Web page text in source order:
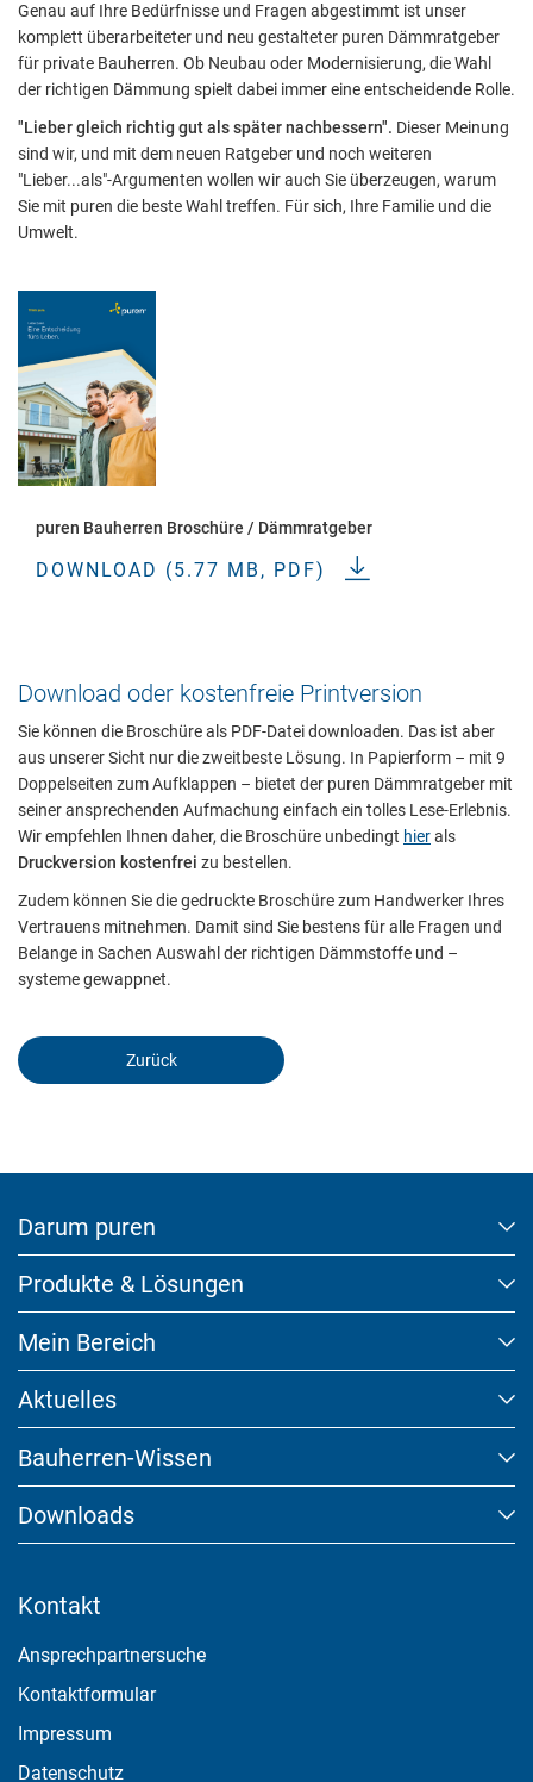
Genau auf Ihre Bedürfnisse und Fragen abgestimmt ist unser
komplett überarbeiteter und neu gestalteter puren Dämmratgeber
für private Bauherren. Ob Neubau oder Modernisierung, die Wahl
der richtigen Dämmung spielt dabei immer eine entscheidende Rolle.
"Lieber gleich richtig gut als später nachbessern". Dieser Meinung
sind wir, und mit dem neuen Ratgeber und noch weiteren
"Lieber...als"-Argumenten wollen wir auch Sie überzeugen, warum
Sie mit puren die beste Wahl treffen. Für sich, Ihre Familie und die
Umwelt.
puren Bauherren Broschüre / Dämmratgeber
DOWNLOAD (5.77 MB, PDF)
Download oder kostenfreie Printversion
Sie können die Broschüre als PDF-Datei downloaden. Das ist aber
aus unserer Sicht nur die zweitbeste Lösung. In Papierform – mit 9
Doppelseiten zum Aufklappen – bietet der puren Dämmratgeber mit
seiner ansprechenden Aufmachung einfach ein tolles Lese-Erlebnis.
Wir empfehlen Ihnen daher, die Broschüre unbedingt hierals
Druckversion kostenfrei zu bestellen.
Zudem können Sie die gedruckte Broschüre zum Handwerker Ihres
Vertrauens mitnehmen. Damit sind Sie bestens für alle Fragen und
Belange in Sachen Auswahl der richtigen Dämmstoffe und –
systeme gewappnet.
Zurück
Darum puren
Kontakt
Ansprechpartnersuche
Kontaktformular
Impressum
Datenschutz
Produkte & Lösungen
Mein Bereich
Aktuelles
Bauherren-Wissen
Downloads
Notwendig
Diese werden für die Grundfunktionen der Website benötigt und
helfen dabei, unsere Website nutzbar zu machen sowie Zugriffe
auf sichere Bereiche unserer Website ermöglichen.
Cookie Informationen anzeigen
Marketing und Statistik
anonymes Tracking zu aktivieren. Hierbei werden können
anonymisierte Daten an eventuelle Drittanbieter weitergeleitet.